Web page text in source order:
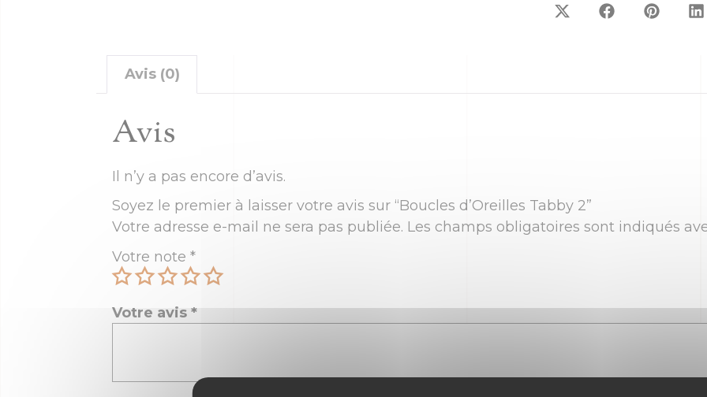
Avis (0)
Avis
Il n’y a pas encore d’avis.
Soyez le premier à laisser votre avis sur “Boucles d’Oreilles Tabby 2”
Votre adresse e-mail ne sera pas publiée. Les champs obligatoires sont indiqués
Votre note *
Votre avis *